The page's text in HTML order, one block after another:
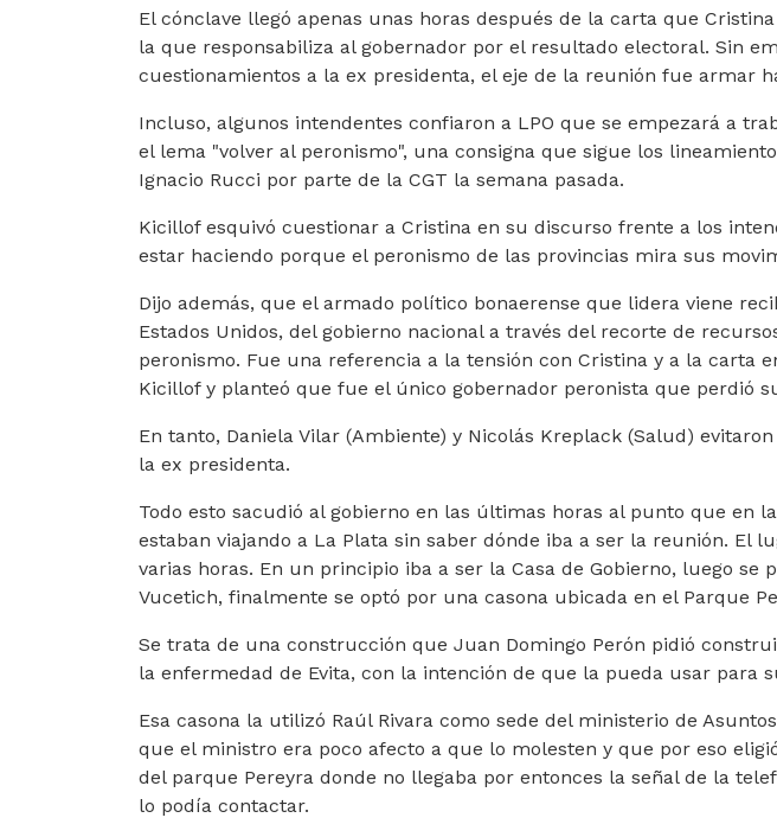
El cónclave llegó apenas unas horas después de la carta que
la que responsabiliza al gobernador por el resultado electoral. Sin
cuestionamientos a la ex presidenta, el eje de la reunión fue armar
Incluso, algunos intendentes confiaron a LPO que se empezará a
el lema "volver al peronismo", una consigna que sigue los
Ignacio Rucci por parte de la CGT la semana pasada.
Kicillof esquivó cuestionar a Cristina en su discurso frente a los
estar haciendo porque el peronismo de las provincias mira sus
Dijo además, que el armado político bonaerense que lidera viene
Estados Unidos, del gobierno nacional a través del recorte de
peronismo. Fue una referencia a la tensión con Cristina y a la carta
Kicillof y planteó que fue el único gobernador peronista que perdió
En tanto, Daniela Vilar (Ambiente) y Nicolás Kreplack (Salud)
la ex presidenta.
Todo esto sacudió al gobierno en las últimas horas al punto que en
estaban viajando a La Plata sin saber dónde iba a ser la reunión. El
varias horas. En un principio iba a ser la Casa de Gobierno, luego se
Vucetich, finalmente se optó por una casona ubicada en el Parque
Se trata de una construcción que Juan Domingo Perón pidió
la enfermedad de Evita, con la intención de que la pueda usar para
Esa casona la utilizó Raúl Rivara como sede del ministerio de
que el ministro era poco afecto a que lo molesten y que por eso
del parque Pereyra donde no llegaba por entonces la señal de la
lo podía contactar.